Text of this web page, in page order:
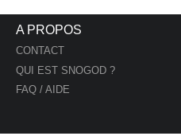
A PROPOS
CONTACT
QUI EST SNOGOD ?
FAQ / AIDE